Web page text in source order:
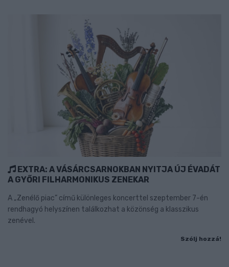
EXTRA: A VÁSÁRCSARNOKBAN NYITJA ÚJ ÉVADÁT
A GYŐRI FILHARMONIKUS ZENEKAR
A „Zenélő piac” című különleges koncerttel szeptember 7-én
rendhagyó helyszínen találkozhat a közönség a klasszikus
zenével.
Szólj hozzá!